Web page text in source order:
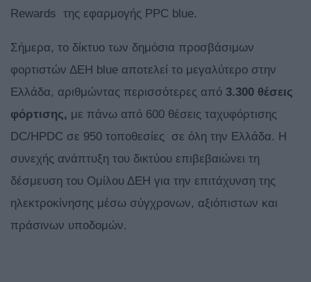
Rewards της εφαρμογής PPC blue.
Σήμερα, το δίκτυο των δημόσια προσβάσιμων
φορτιστών ΔΕΗ blue αποτελεί το μεγαλύτερο στην
Ελλάδα, αριθμώντας περισσότερες από 3.300 θέσεις
φόρτισης, με πάνω από 600 θέσεις ταχυφόρτισης
DC/HPDC σε 950 τοποθεσίες σε όλη την Ελλάδα. Η
συνεχής ανάπτυξη του δικτύου επιβεβαιώνει τη
δέσμευση του Ομίλου ΔΕΗ για την επιτάχυνση της
ηλεκτροκίνησης μέσω σύγχρονων, αξιόπιστων και
πράσινων υποδομών.